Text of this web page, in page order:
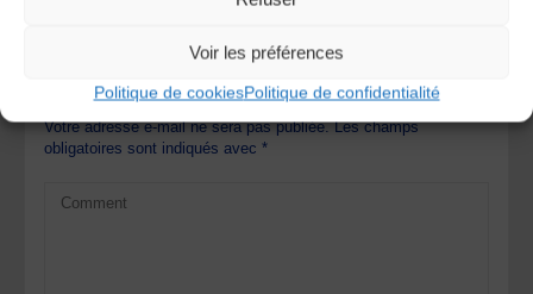
Voir les préférences
Politique de cookiesPolitique de confidentialité
Laisser un
commentaire
Votre adresse e-mail ne sera pas publiée. Les champs
obligatoires sont indiqués avec*